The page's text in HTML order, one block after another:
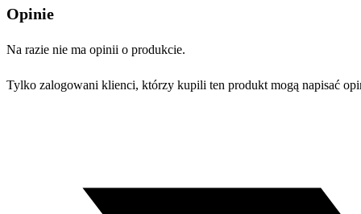
Opinie
Na razie nie ma opinii o produkcie.
Tylko zalogowani klienci, którzy kupili ten produkt mogą napisać